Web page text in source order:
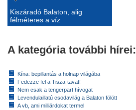
Kiszáradó Balaton, alig
félméteres a víz
A kategória további hírei:
Kína: bepillantás a holnap világába
Fedezze fel a Tisza-tavat!
Nem csak a tengerpart hívogat
Levendulaillatú csodavilág a Balaton fölött
A vb, ami milliárdokat termel